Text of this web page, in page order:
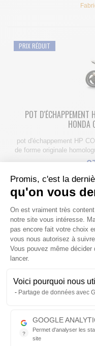
PRIX RÉDUIT
POT D'ÉCHAPPEMENT
pot d'échappement HP
de forme originale
PRIX RÉDUIT
POT D'ÉCHAPPEMENT HP
VFR800X
homologué en inox satiné
Promis, c'est la
qu'on vous
Plateforme
On est vraiment très
notre site vous intéresse.
pas encore fait votre choix
vous nous autorisez à
Vous pouvez même
lancer.
Voici pourquoi nous
Partage de données avec
?
GOOGLE
Permet d'analyser les
site